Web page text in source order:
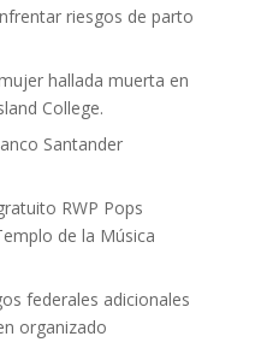
riesgos de parto
hallada muerta en
College.
Santander
RWP Pops
de la Música
federales adicionales
organizado